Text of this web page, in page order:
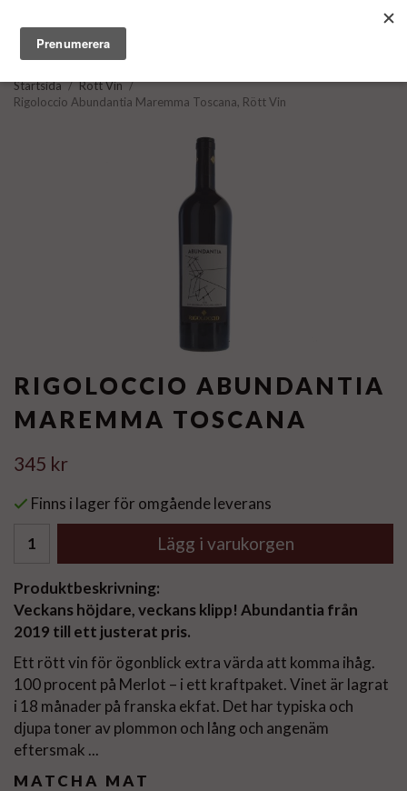
Startsida / Rött Vin /
Rigoloccio Abundantia Maremma Toscana, Rött Vin
RIGOLOCCIO ABUNDANTIA
MAREMMA TOSCANA
345 kr
Finns i lager för omgående leverans
Lägg i varukorgen
Produktbeskrivning:
Veckans höjdare, veckans klipp! Abundantia från
2019 till ett justerat pris.
Ett rött vin för ögonblick extra värda att komma ihåg.
100 procent på Merlot – i ett kraftpaket. Vinet är lagrat
i 18 månader på franska ekfat. Det har typiska och
djupa toner av plommon och lång och angenäm
eftersmak ...
MATCHA MAT